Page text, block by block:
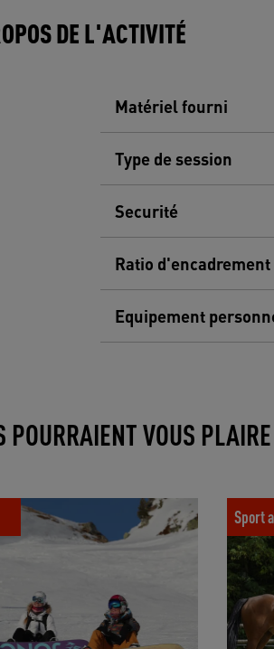
DE L'ACTIVITÉ
Matériel fourni
Type de session
Securité
Ratio d'encadrement
Equipement
POURRAIENT VOUS PLAIRE
Sport